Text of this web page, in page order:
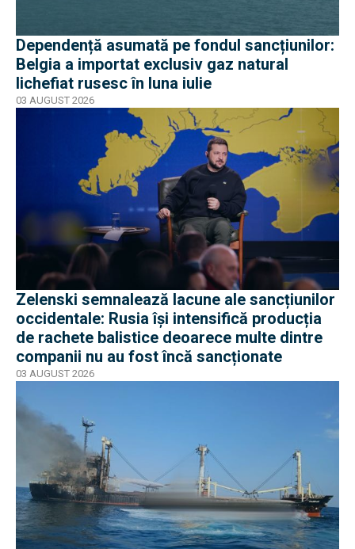
Dependență asumată pe fondul sancțiunilor:
Belgia a importat exclusiv gaz natural
lichefiat rusesc în luna iulie
03 AUGUST 2026
Zelenski semnalează lacune ale sancțiunilor
occidentale: Rusia își intensifică producția
de rachete balistice deoarece multe dintre
companii nu au fost încă sancționate
03 AUGUST 2026